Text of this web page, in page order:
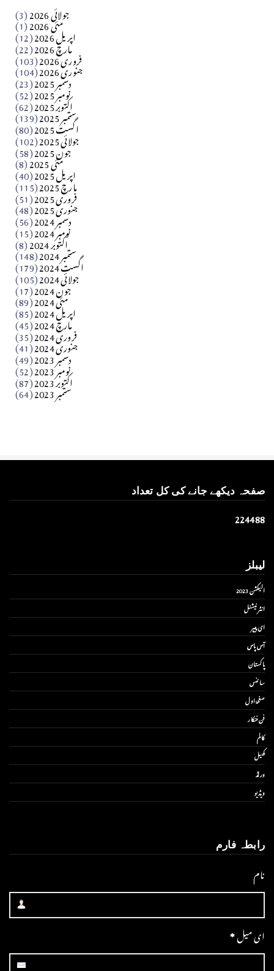
آزاد کشمیر جیسے احتجاج کی ضرورت ہے؟ از،،، ظہیرالدین
جولائی 2026 (3) مئی 2026 (1) اپریل 2026 (12) مارچ 2026 (22) فروری 2026 (103) جنوری 2026 (104) دسمبر 2025 (23) نومبر 2025 (52) اکتوبر 2025 (62) ستمبر 2025 (139) اگست 2025 (80) جولائی 2025 (102) جون 2025 (58) مئی 2025 (8) اپریل 2025 (40) مارچ 2025 (115) فروری 2025 (51) جنوری 2025 (48) دسمبر 2024 (56) نومبر 2024 (15) اکتوبر 2024 (8) ستمبر 2024 (148) اگست 2024 (179) جولائی 2024 (105) جون 2024 (17) مئی 2024 (89) اپریل 2024 (85) مارچ 2024 (45) فروری 2024 (35) جنوری 2024 (41) دسمبر 2023 (49) نومبر 2023 (52) اکتوبر 2023 (87) ستمبر 2023 (64)
صفحہ دیکھے جانے کی کل تعداد
224488
لیبلز
الیکشن 2023
انٹر نیشنل
ای پیپر
آس پاس
پاکستان
سائنس
صفحۂ اول
فن فنکار
کالم
کھیل
ورلڈ
ویڈیو
رابطہ فارم
نام
ای میل*